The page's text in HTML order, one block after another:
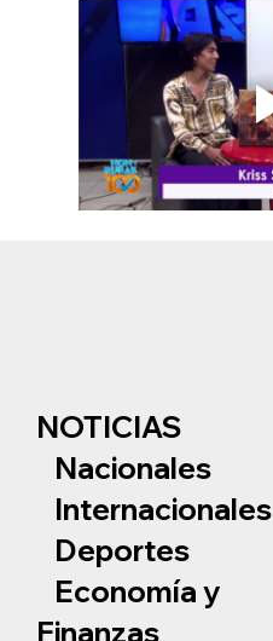
NOTICIAS
Nacionales
Internacionales
Deportes
Economía y
Finanzas